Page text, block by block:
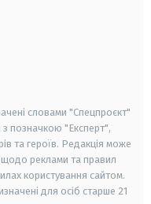
словами "Спецпроєкт"
з позначкою "Експерт",
та героїв. Редакція може
щодо реклами та правил
користування сайтом.
для осіб старше 21